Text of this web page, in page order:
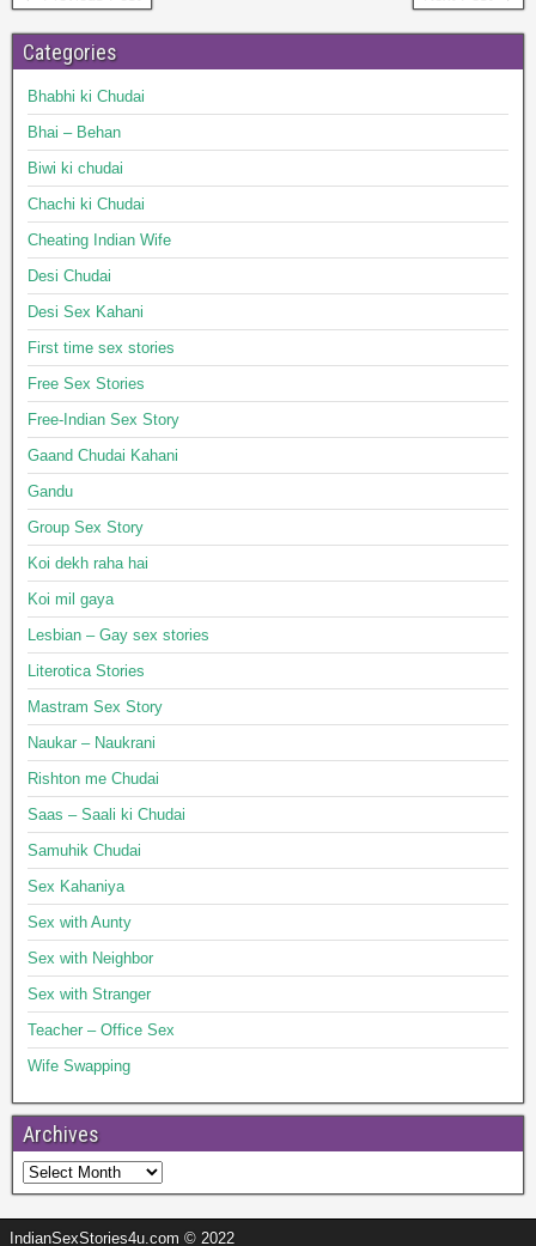
Categories
Bhabhi ki Chudai
Bhai – Behan
Biwi ki chudai
Chachi ki Chudai
Cheating Indian Wife
Desi Chudai
Desi Sex Kahani
First time sex stories
Free Sex Stories
Free-Indian Sex Story
Gaand Chudai Kahani
Gandu
Group Sex Story
Koi dekh raha hai
Koi mil gaya
Lesbian – Gay sex stories
Literotica Stories
Mastram Sex Story
Naukar – Naukrani
Rishton me Chudai
Saas – Saali ki Chudai
Samuhik Chudai
Sex Kahaniya
Sex with Aunty
Sex with Neighbor
Sex with Stranger
Teacher – Office Sex
Wife Swapping
Archives
IndianSexStories4u.com © 2022